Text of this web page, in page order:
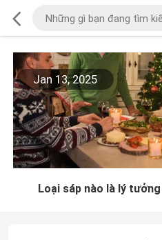
Jan 13, 2025
Loại sáp nào là lý